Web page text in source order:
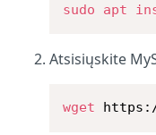
sudo apt
Atsisiųskite
wget